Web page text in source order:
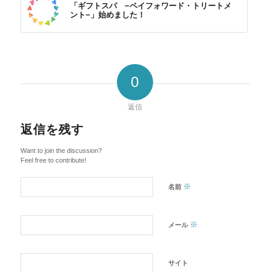
「ギフトスパ −ペイフォワード・トリートメ
ント−」始めました！
0
返信
返信を残す
Want to join the discussion?
Feel free to contribute!
名前 ※
メール ※
サイト